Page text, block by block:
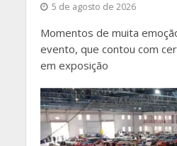
5 de agosto de 2026
Momentos de muita
evento, que contou com
em exposição